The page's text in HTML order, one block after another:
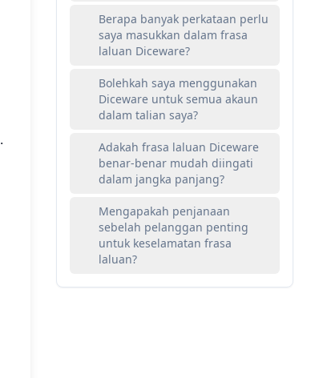
.
Berapa banyak perkataan perlu
saya masukkan dalam frasa
laluan Diceware?
Bolehkah saya menggunakan
Diceware untuk semua akaun
dalam talian saya?
Adakah frasa laluan Diceware
benar-benar mudah diingati
dalam jangka panjang?
Mengapakah penjanaan
sebelah pelanggan penting
untuk keselamatan frasa
laluan?